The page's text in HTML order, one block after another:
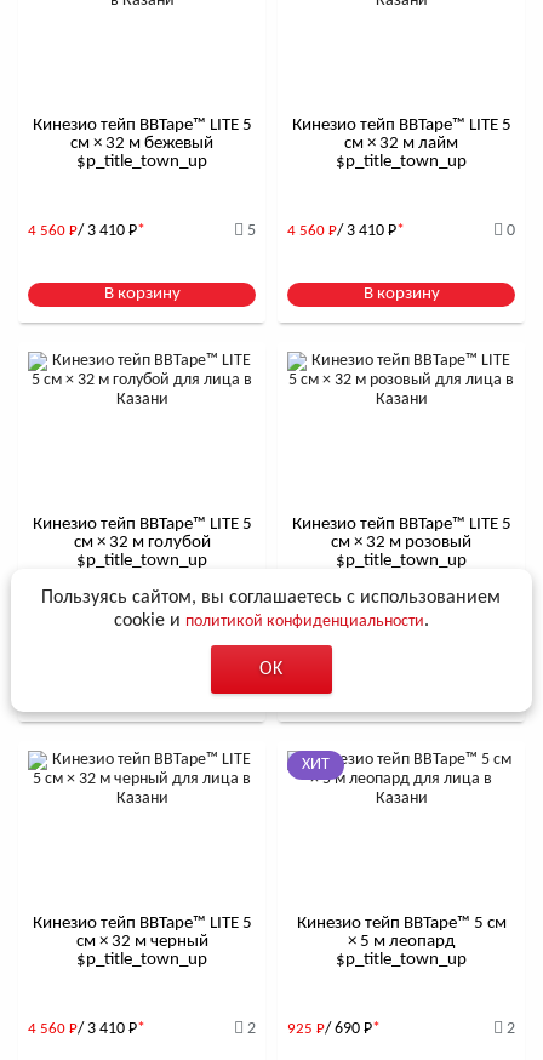
Кинезио тейп BBTape™ LITE 5
см × 32 м бежевый
$р_title_town_up
4 560 Р/ 3 410 Р* 5
В корзину
Кинезио тейп BBTape™ LITE 5
см × 32 м лайм
$р_title_town_up
4 560 Р/ 3 410 Р* 0
В корзину
Кинезио тейп BBTape™ LITE 5
см × 32 м голубой
$р_title_town_up
/ 3 410 Р* 3
Кинезио тейп BBTape™ LITE 5
см × 32 м розовый
$р_title_town_up
4 560 Р/ 3 410 Р*
Кинезио тейп BBTape™ LITE 5
см × 32 м черный
$р_title_town_up
4 560 Р/ 3 410 Р* 2
ХИТ
Кинезио тейп BBTape™ 5 см
× 5 м леопард
$р_title_town_up
925 Р/ 690 Р* 2
Пользуясь сайтом, вы соглашаетесь с использованием
cookie и политикой конфиденциальности.
OK